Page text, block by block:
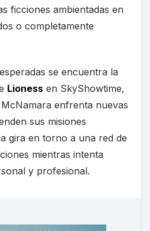
ficciones ambientadas en
o completamente
se encuentra la
Lioness en SkyShowtime,
enfrenta nuevas
sus misiones
gira en torno a una red de
mientras intenta
y profesional.